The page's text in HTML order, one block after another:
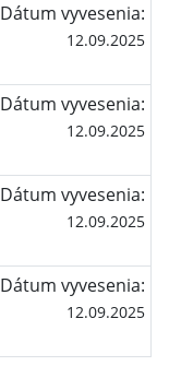
Dátum vyvesenia:
12.09.2025
Dátum vyvesenia:
12.09.2025
Dátum vyvesenia:
12.09.2025
Dátum vyvesenia:
12.09.2025